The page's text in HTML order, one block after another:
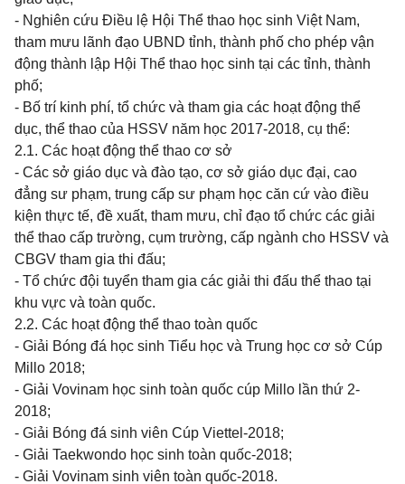
- Nghiên cứu Điều lệ Hội Thể thao học sinh Việt Nam,
tham mưu lãnh đạo UBND tỉnh, thành phố cho phép vận
động thành lập Hội Thể thao học sinh tại các tỉnh, thành
phố;
- Bố trí kinh phí, tổ chức và tham gia các hoạt động thể
dục, thể thao của HSSV năm học 2017-2018, cụ thể:
2.1. Các hoạt động thể thao cơ sở
- Các sở giáo dục và đào tạo, cơ sở giáo dục đại, cao
đẳng sư phạm, trung cấp sư phạm học căn cứ vào điều
kiện thực tế, đề xuất, tham mưu, chỉ đạo tổ chức các giải
thể thao cấp trường, cụm trường, cấp ngành cho HSSV và
CBGV tham gia thi đấu;
- Tổ chức đội tuyển tham gia các giải thi đấu thể thao tại
khu vực và toàn quốc.
2.2. Các hoạt động thể thao toàn quốc
- Giải Bóng đá học sinh Tiểu học và Trung học cơ sở Cúp
Millo 2018;
- Giải Vovinam học sinh toàn quốc cúp Millo lần thứ 2-
2018;
- Giải Bóng đá sinh viên Cúp Viettel-2018;
- Giải Taekwondo học sinh toàn quốc-2018;
- Giải Vovinam sinh viên toàn quốc-2018.